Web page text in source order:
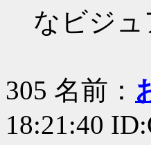
なビジュ
305 名前：
18:21:40